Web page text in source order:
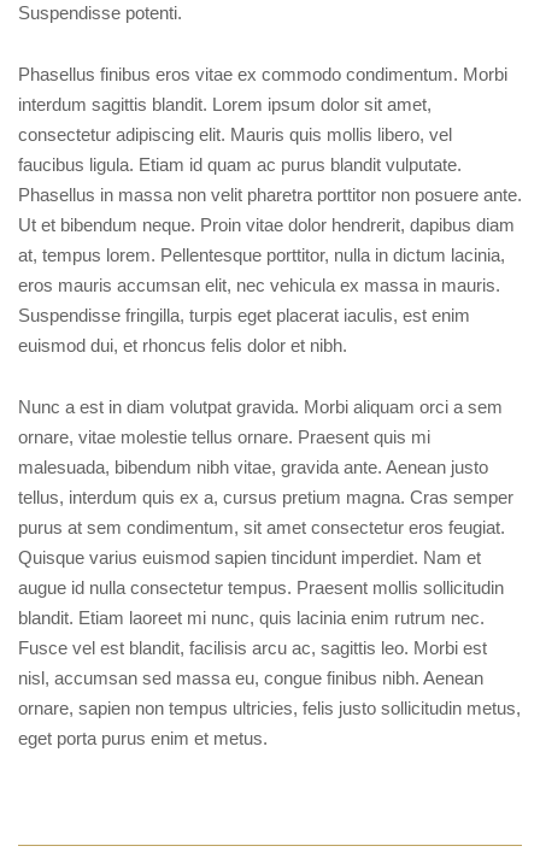
Suspendisse potenti.
Phasellus finibus eros vitae ex commodo condimentum. Morbi
interdum sagittis blandit. Lorem ipsum dolor sit amet,
consectetur adipiscing elit. Mauris quis mollis libero, vel
faucibus ligula. Etiam id quam ac purus blandit vulputate.
Phasellus in massa non velit pharetra porttitor non posuere ante.
Ut et bibendum neque. Proin vitae dolor hendrerit, dapibus diam
at, tempus lorem. Pellentesque porttitor, nulla in dictum lacinia,
eros mauris accumsan elit, nec vehicula ex massa in mauris.
Suspendisse fringilla, turpis eget placerat iaculis, est enim
euismod dui, et rhoncus felis dolor et nibh.
Nunc a est in diam volutpat gravida. Morbi aliquam orci a sem
ornare, vitae molestie tellus ornare. Praesent quis mi
malesuada, bibendum nibh vitae, gravida ante. Aenean justo
tellus, interdum quis ex a, cursus pretium magna. Cras semper
purus at sem condimentum, sit amet consectetur eros feugiat.
Quisque varius euismod sapien tincidunt imperdiet. Nam et
augue id nulla consectetur tempus. Praesent mollis sollicitudin
blandit. Etiam laoreet mi nunc, quis lacinia enim rutrum nec.
Fusce vel est blandit, facilisis arcu ac, sagittis leo. Morbi est
nisl, accumsan sed massa eu, congue finibus nibh. Aenean
ornare, sapien non tempus ultricies, felis justo sollicitudin metus,
eget porta purus enim et metus.